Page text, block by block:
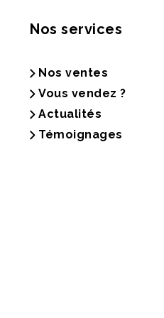
Nos services
Nos ventes
Vous vendez ?
Actualités
Témoignages